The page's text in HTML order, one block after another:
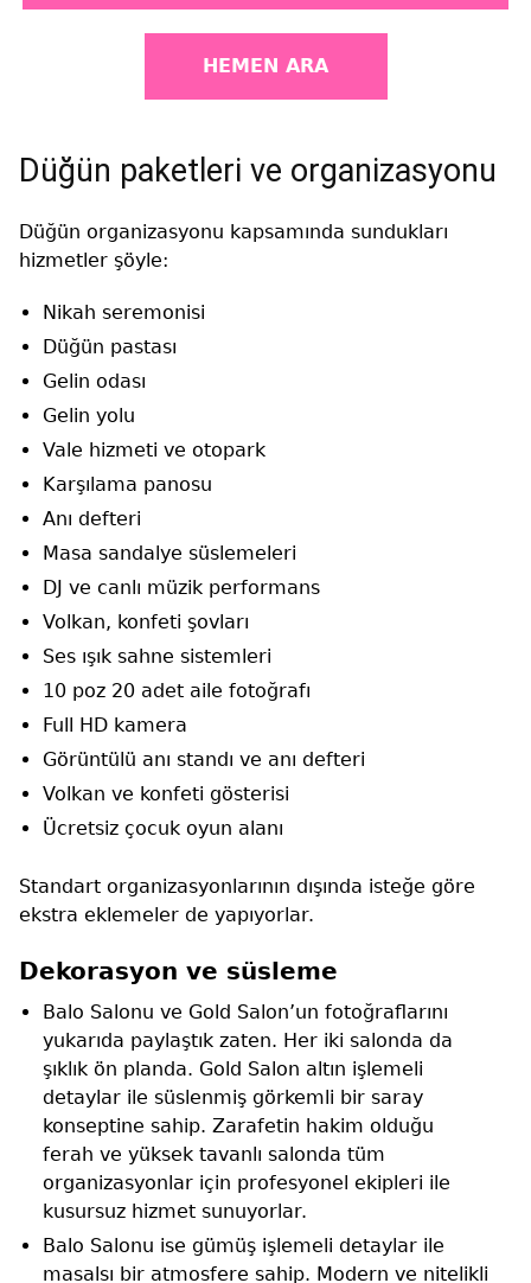
HEMEN ARA
Düğün paketleri ve organizasyonu
Düğün organizasyonu kapsamında sundukları
hizmetler şöyle:
Nikah seremonisi
Düğün pastası
Gelin odası
Gelin yolu
Vale hizmeti ve otopark
Karşılama panosu
Anı defteri
Masa sandalye süslemeleri
DJ ve canlı müzik performans
Volkan, konfeti şovları
Ses ışık sahne sistemleri
10 poz 20 adet aile fotoğrafı
Full HD kamera
Görüntülü anı standı ve anı defteri
Volkan ve konfeti gösterisi
Ücretsiz çocuk oyun alanı
Standart organizasyonlarının dışında isteğe göre
ekstra eklemeler de yapıyorlar.
Dekorasyon ve süsleme
Balo Salonu ve Gold Salon’un fotoğraflarını
yukarıda paylaştık zaten. Her iki salonda da
şıklık ön planda. Gold Salon altın işlemeli
detaylar ile süslenmiş görkemli bir saray
konseptine sahip. Zarafetin hakim olduğu
ferah ve yüksek tavanlı salonda tüm
organizasyonlar için profesyonel ekipleri ile
kusursuz hizmet sunuyorlar.
Balo Salonu ise gümüş işlemeli detaylar ile
masalsı bir atmosfere sahip. Modern ve nitelikli